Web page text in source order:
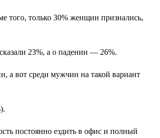
того, только 30% женщин признались,
23%, а о падении — 26%.
а вот среди мужчин на такой вариант
постоянно ездить в офис и полный